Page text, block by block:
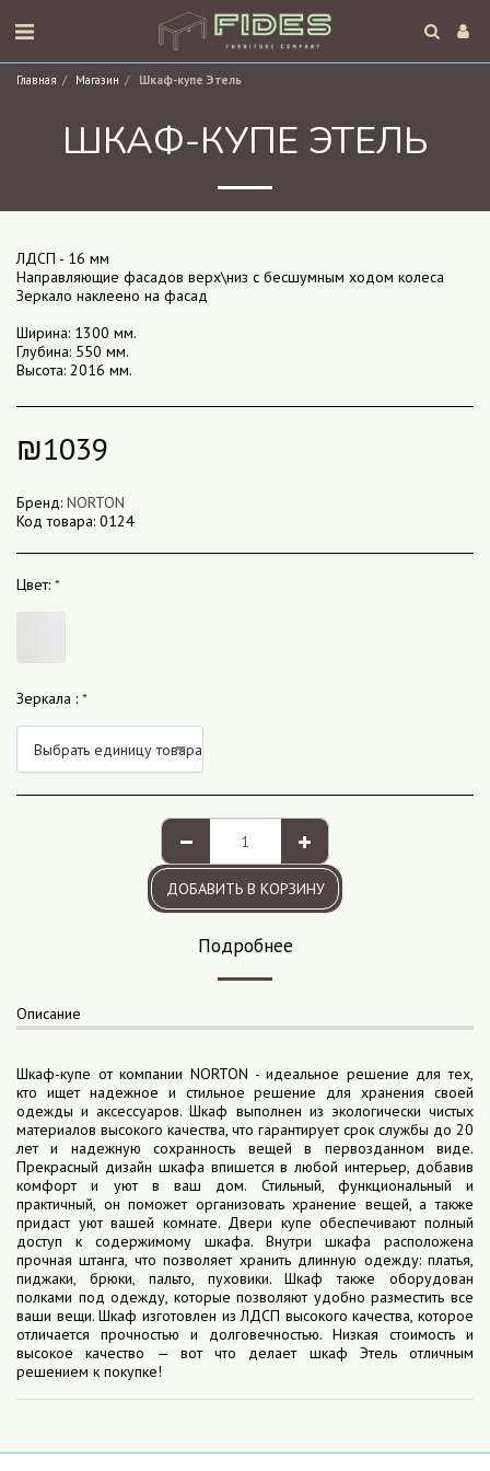
Главная Магазин Шкаф-купе Этель
ШКАФ-КУПЕ ЭТЕЛЬ
ЛДСП - 16 мм
Направляющие фасадов верх\низ с бесшумным ходом колеса
Зеркало наклеено на фасад
Ширина: 1300 мм.
Глубина: 550 мм.
Высота: 2016 мм.
₪1039
Бренд: NORTON
Код товара: 0124
Цвет: *
Зеркала : *
Выбрать единицу товара
ДОБАВИТЬ В КОРЗИНУ
Подробнее
Описание
Шкаф-купе от компании NORTON - идеальное решение для тех,
кто ищет надежное и стильное решение для хранения своей
одежды и аксессуаров. Шкаф выполнен из экологически чистых
материалов высокого качества, что гарантирует срок службы до 20
лет и надежную сохранность вещей в первозданном виде.
Прекрасный дизайн шкафа впишется в любой интерьер, добавив
комфорт и уют в ваш дом. Стильный, функциональный и
практичный, он поможет организовать хранение вещей, а также
придаст уют вашей комнате. Двери купе обеспечивают полный
доступ к содержимому шкафа. Внутри шкафа расположена
прочная штанга, что позволяет хранить длинную одежду: платья,
пиджаки, брюки, пальто, пуховики. Шкаф также оборудован
полками под одежду, которые позволяют удобно разместить все
ваши вещи. Шкаф изготовлен из ЛДСП высокого качества, которое
отличается прочностью и долговечностью. Низкая стоимость и
высокое качество — вот что делает шкаф Этель отличным
решением к покупке!